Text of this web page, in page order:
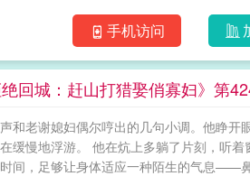
手机访问
绝回城：赶山打猎娶俏寡妇》第
和老谢媳妇偶尔哼出的几句小调。他睁
缓慢地浮游。 他在炕上多躺了片刻，听
间，足够让身体适应一种陌生的气息——